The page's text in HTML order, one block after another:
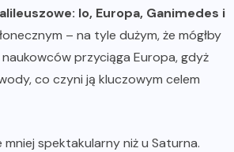
Io, Europa, Ganimedes i
– na tyle dużym, że mógłby
przyciąga Europa, gdyż
co czyni ją kluczowym celem
spektakularny niż u Saturna.